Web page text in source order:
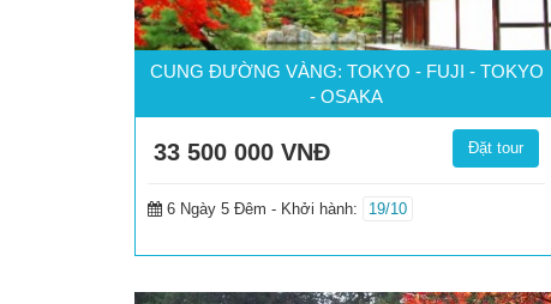
CUNG ĐƯỜNG VÀNG: TOKYO - FUJI - TOKYO
- OSAKA
33 500 000 VNĐ Đặt tour
6 Ngày 5 Đêm - Khởi hành: 19/10